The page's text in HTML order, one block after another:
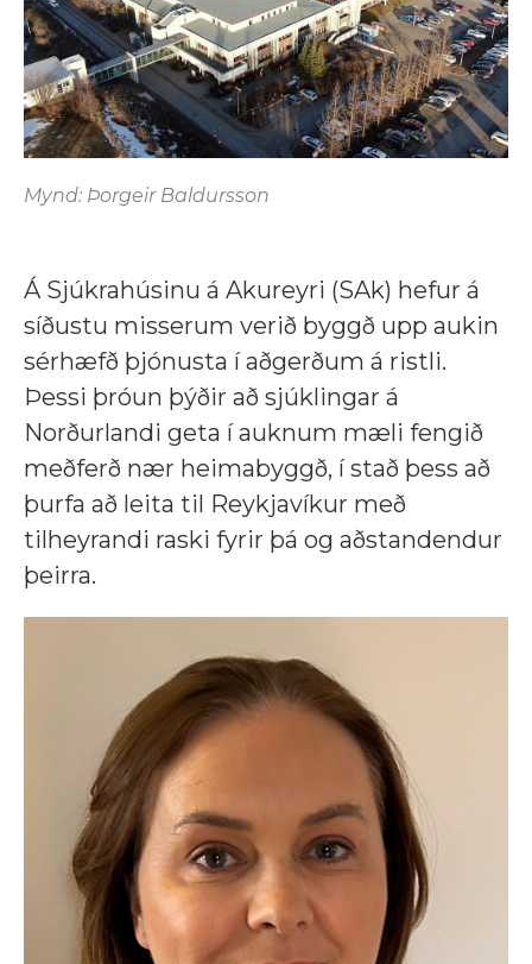
Mynd: Þorgeir Baldursson
Á Sjúkrahúsinu á Akureyri (SAk) hefur á
síðustu misserum verið byggð upp aukin
sérhæfð þjónusta í aðgerðum á ristli.
Þessi þróun þýðir að sjúklingar á
Norðurlandi geta í auknum mæli fengið
meðferð nær heimabyggð, í stað þess að
þurfa að leita til Reykjavíkur með
tilheyrandi raski fyrir þá og aðstandendur
þeirra.